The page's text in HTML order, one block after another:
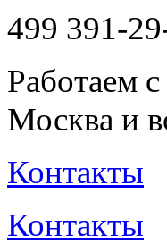
499 391-
Работаем
Москва и
Контакты
Контакты